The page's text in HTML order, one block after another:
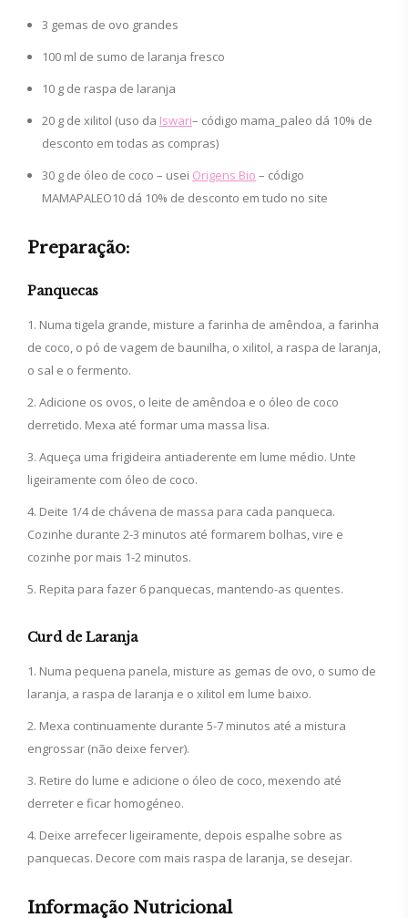
3 gemas de ovo grandes
100 ml de sumo de laranja fresco
10 g de raspa de laranja
20 g de xilitol (uso da Iswari– código mama_paleo dá 10% de
desconto em todas as compras)
30 g de óleo de coco – usei Origens Bio – código
MAMAPALEO10 dá 10% de desconto em tudo no site
Preparação:
Panquecas
Numa tigela grande, misture a farinha de amêndoa, a farinha
de coco, o pó de vagem de baunilha, o xilitol, a raspa de laranja,
o sal e o fermento.
Adicione os ovos, o leite de amêndoa e o óleo de coco
derretido. Mexa até formar uma massa lisa.
Aqueça uma frigideira antiaderente em lume médio. Unte
ligeiramente com óleo de coco.
Deite 1/4 de chávena de massa para cada panqueca.
Cozinhe durante 2-3 minutos até formarem bolhas, vire e
cozinhe por mais 1-2 minutos.
Repita para fazer 6 panquecas, mantendo-as quentes.
Curd de Laranja
Numa pequena panela, misture as gemas de ovo, o sumo de
laranja, a raspa de laranja e o xilitol em lume baixo.
Mexa continuamente durante 5-7 minutos até a mistura
engrossar (não deixe ferver).
Retire do lume e adicione o óleo de coco, mexendo até
derreter e ficar homogéneo.
Deixe arrefecer ligeiramente, depois espalhe sobre as
panquecas. Decore com mais raspa de laranja, se desejar.
Informação Nutricional